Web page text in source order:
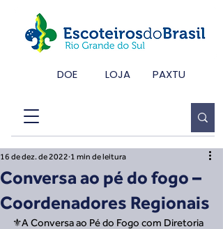
DOE LOJA PAXTU
Conversa ao pé do fogo –
Coordenadores Regionais
16 de dez. de 2022 1 min de leitura
⚜️A Conversa ao Pé do Fogo com Diretoria